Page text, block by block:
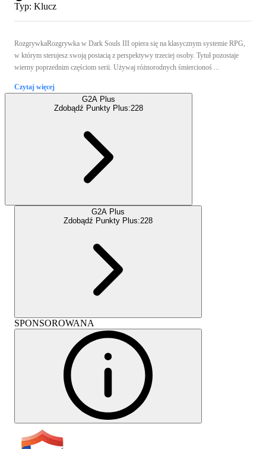
Typ: Klucz
RozgrywkaRozgrywka w Dark Souls III opiera się na klasycznym systemie RPG,
w którym sterujesz swoją postacią z perspektywy trzeciej osoby. Tytuł pozostaje
wierny poprzednim częściom serii. Używaj różnorodnych śmiercionoś ...
Czytaj więcej
G2A Plus
Zdobądź Punkty Plus:228
G2A Plus
Zdobądź Punkty Plus:228
SPONSOROWANA